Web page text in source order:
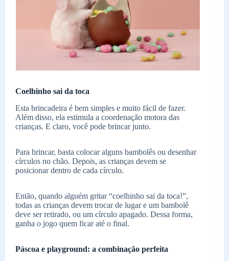
Coelhinho sai da toca
Esta brincadeira é bem simples e muito fácil de fazer.
Além disso, ela estimula a coordenação motora das
crianças. E claro, você pode brincar junto.
Para brincar, basta colocar alguns bambolês ou desenhar
círculos no chão. Depois, as crianças devem se
posicionar dentro de cada círculo.
Então, quando alguém gritar “coelhinho sai da toca!”,
todas as crianças devem trocar de lugar e um bambolê
deve ser retirado, ou um círculo apagado. Dessa forma,
ganha o jogo quem ficar até o final.
Páscoa e playground: a combinação perfeita